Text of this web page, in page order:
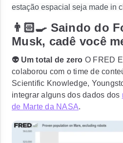
estação espacial seja made in
👨🏻‍🍳 Saindo do
Musk, cadê você
👽 Um total de zero O FRED
colaborou com o time de
Scientific Knowledge,
integrar alguns dos dados dos
de Marte da NASA.